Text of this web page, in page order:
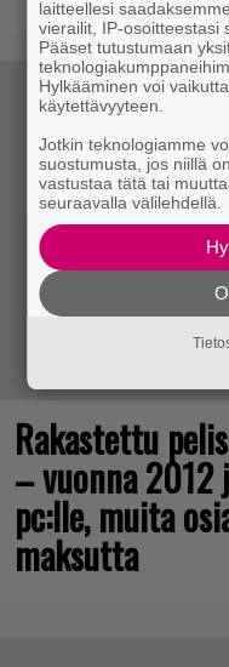
Rakastettu
– vuonna 2012
pc:lle, muita
maksutta
laitteellesi
vierailit, IP-osoitteestasi
Pääset tutustumaan
Hylkääminen voi
käytettävyyteen.
Jotkin teknologiamme
suostumusta, jos niillä
vastustaa tätä tai
seuraavalla välilehdellä.